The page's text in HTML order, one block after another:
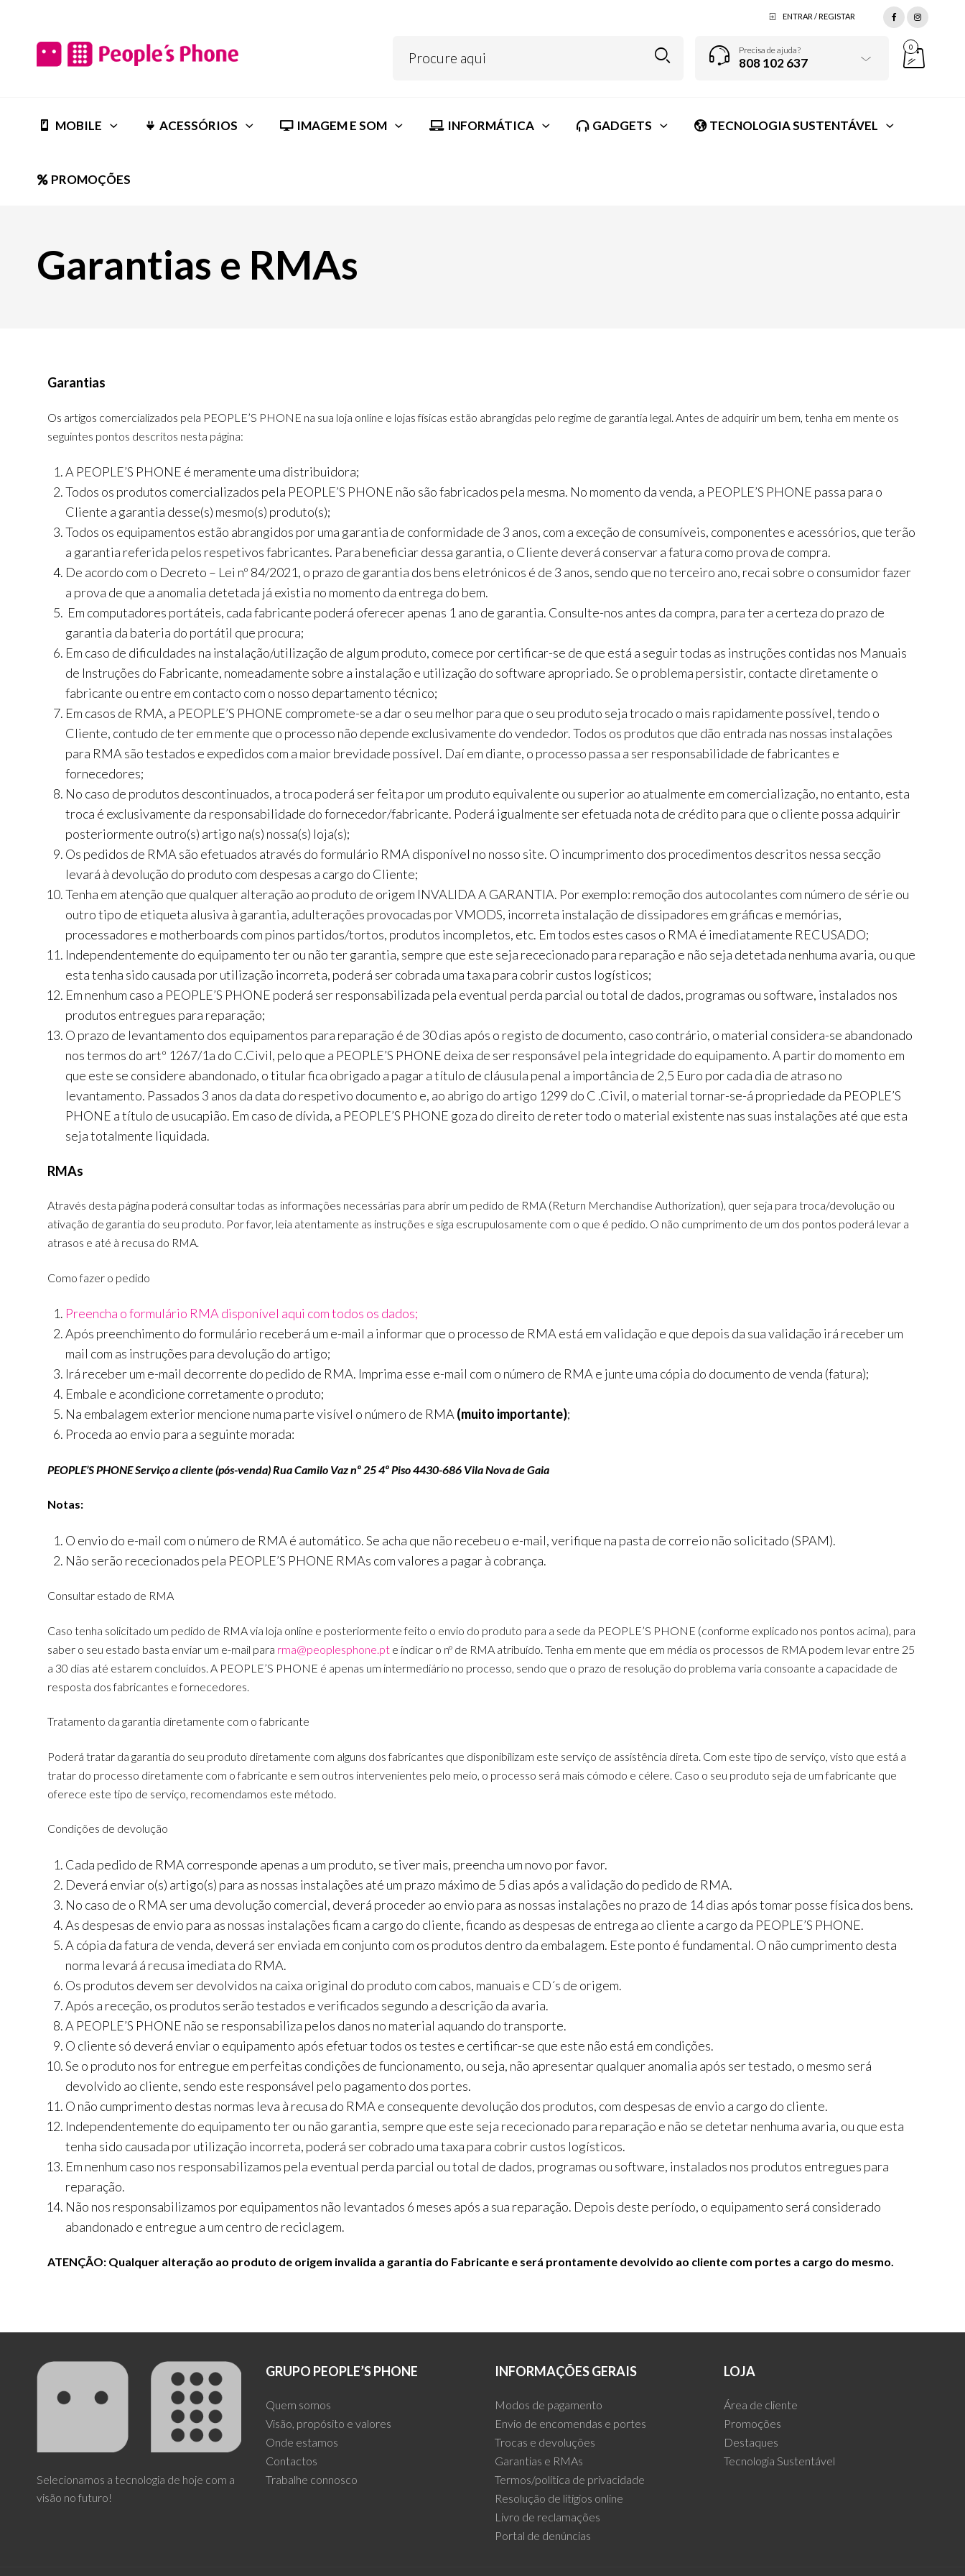
ENTRAR / REGISTAR
Precisa de ajuda?
808 102 637
0
MOBILE ACESSÓRIOS IMAGEM E SOM INFORMÁTICA GADGETS TECNOLOGIA SUSTENTÁVEL
PROMOÇÕES
Garantias e RMAs
Garantias
Os artigos comercializados pela PEOPLE’S PHONE na sua loja online e lojas físicas estão abrangidas pelo regime de garantia legal. Antes de adquirir um bem, tenha em mente os
seguintes pontos descritos nesta página:
A PEOPLE’S PHONE é meramente uma distribuidora;
Todos os produtos comercializados pela PEOPLE’S PHONE não são fabricados pela mesma. No momento da venda, a PEOPLE’S PHONE passa para o
Cliente a garantia desse(s) mesmo(s) produto(s);
Todos os equipamentos estão abrangidos por uma garantia de conformidade de 3 anos, com a exceção de consumíveis, componentes e acessórios, que terão
a garantia referida pelos respetivos fabricantes. Para beneficiar dessa garantia, o Cliente deverá conservar a fatura como prova de compra.
De acordo com o Decreto – Lei nº 84/2021, o prazo de garantia dos bens eletrónicos é de 3 anos, sendo que no terceiro ano, recai sobre o consumidor fazer
a prova de que a anomalia detetada já existia no momento da entrega do bem.
Em computadores portáteis, cada fabricante poderá oferecer apenas 1 ano de garantia. Consulte-nos antes da compra, para ter a certeza do prazo de
garantia da bateria do portátil que procura;
Em caso de dificuldades na instalação/utilização de algum produto, comece por certificar-se de que está a seguir todas as instruções contidas nos Manuais
de Instruções do Fabricante, nomeadamente sobre a instalação e utilização do software apropriado. Se o problema persistir, contacte diretamente o
fabricante ou entre em contacto com o nosso departamento técnico;
Em casos de RMA, a PEOPLE’S PHONE compromete-se a dar o seu melhor para que o seu produto seja trocado o mais rapidamente possível, tendo o
Cliente, contudo de ter em mente que o processo não depende exclusivamente do vendedor. Todos os produtos que dão entrada nas nossas instalações
para RMA são testados e expedidos com a maior brevidade possível. Daí em diante, o processo passa a ser responsabilidade de fabricantes e
fornecedores;
No caso de produtos descontinuados, a troca poderá ser feita por um produto equivalente ou superior ao atualmente em comercialização, no entanto, esta
troca é exclusivamente da responsabilidade do fornecedor/fabricante. Poderá igualmente ser efetuada nota de crédito para que o cliente possa adquirir
posteriormente outro(s) artigo na(s) nossa(s) loja(s);
Os pedidos de RMA são efetuados através do formulário RMA disponível no nosso site. O incumprimento dos procedimentos descritos nessa secção
levará à devolução do produto com despesas a cargo do Cliente;
Tenha em atenção que qualquer alteração ao produto de origem INVALIDA A GARANTIA. Por exemplo: remoção dos autocolantes com número de série ou
outro tipo de etiqueta alusiva à garantia, adulterações provocadas por VMODS, incorreta instalação de dissipadores em gráficas e memórias,
processadores e motherboards com pinos partidos/tortos, produtos incompletos, etc. Em todos estes casos o RMA é imediatamente RECUSADO;
Independentemente do equipamento ter ou não ter garantia, sempre que este seja rececionado para reparação e não seja detetada nenhuma avaria, ou que
esta tenha sido causada por utilização incorreta, poderá ser cobrada uma taxa para cobrir custos logísticos;
Em nenhum caso a PEOPLE’S PHONE poderá ser responsabilizada pela eventual perda parcial ou total de dados, programas ou software, instalados nos
produtos entregues para reparação;
O prazo de levantamento dos equipamentos para reparação é de 30 dias após o registo de documento, caso contrário, o material considera-se abandonado
nos termos do artº 1267/1a do C.Civil, pelo que a PEOPLE’S PHONE deixa de ser responsável pela integridade do equipamento. A partir do momento em
que este se considere abandonado, o titular fica obrigado a pagar a título de cláusula penal a importância de 2,5 Euro por cada dia de atraso no
levantamento. Passados 3 anos da data do respetivo documento e, ao abrigo do artigo 1299 do C .Civil, o material tornar-se-á propriedade da PEOPLE’S
PHONE a título de usucapião. Em caso de dívida, a PEOPLE’S PHONE goza do direito de reter todo o material existente nas suas instalações até que esta
seja totalmente liquidada.
RMAs
Através desta página poderá consultar todas as informações necessárias para abrir um pedido de RMA (Return Merchandise Authorization), quer seja para troca/devolução ou
ativação de garantia do seu produto. Por favor, leia atentamente as instruções e siga escrupulosamente com o que é pedido. O não cumprimento de um dos pontos poderá levar a
atrasos e até à recusa do RMA.
Como fazer o pedido
Preencha o formulário RMA disponível aqui com todos os dados;
Após preenchimento do formulário receberá um e-mail a informar que o processo de RMA está em validação e que depois da sua validação irá receber um
mail com as instruções para devolução do artigo;
Irá receber um e-mail decorrente do pedido de RMA. Imprima esse e-mail com o número de RMA e junte uma cópia do documento de venda (fatura);
Embale e acondicione corretamente o produto;
Na embalagem exterior mencione numa parte visível o número de RMA (muito importante);
Proceda ao envio para a seguinte morada:
PEOPLE’S PHONEServiço a cliente (pós-venda)Rua Camilo Vaz nº 25 4º Piso4430-686 Vila Nova de Gaia
Notas:
O envio do e-mail com o número de RMA é automático. Se acha que não recebeu o e-mail, verifique na pasta de correio não solicitado (SPAM).
Não serão rececionados pela PEOPLE’S PHONE RMAs com valores a pagar à cobrança.
Consultar estado de RMA
Caso tenha solicitado um pedido de RMA via loja online e posteriormente feito o envio do produto para a sede da PEOPLE’S PHONE (conforme explicado nos pontos acima), para
saber o seu estado basta enviar um e-mail para rma@peoplesphone.pte indicar o nº de RMA atribuído. Tenha em mente que em média os processos de RMA podem levar entre 25
a 30 dias até estarem concluídos. A PEOPLE’S PHONE é apenas um intermediário no processo, sendo que o prazo de resolução do problema varia consoante a capacidade de
resposta dos fabricantes e fornecedores.
Tratamento da garantia diretamente com o fabricante
Poderá tratar da garantia do seu produto diretamente com alguns dos fabricantes que disponibilizam este serviço de assistência direta. Com este tipo de serviço, visto que está a
tratar do processo diretamente com o fabricante e sem outros intervenientes pelo meio, o processo será mais cómodo e célere. Caso o seu produto seja de um fabricante que
oferece este tipo de serviço, recomendamos este método.
Condições de devolução
Cada pedido de RMA corresponde apenas a um produto, se tiver mais, preencha um novo por favor.
Deverá enviar o(s) artigo(s) para as nossas instalações até um prazo máximo de 5 dias após a validação do pedido de RMA.
No caso de o RMA ser uma devolução comercial, deverá proceder ao envio para as nossas instalações no prazo de 14 dias após tomar posse física dos bens.
As despesas de envio para as nossas instalações ficam a cargo do cliente, ficando as despesas de entrega ao cliente a cargo da PEOPLE’S PHONE.
A cópia da fatura de venda, deverá ser enviada em conjunto com os produtos dentro da embalagem. Este ponto é fundamental. O não cumprimento desta
norma levará á recusa imediata do RMA.
Os produtos devem ser devolvidos na caixa original do produto com cabos, manuais e CD´s de origem.
Após a receção, os produtos serão testados e verificados segundo a descrição da avaria.
A PEOPLE’S PHONE não se responsabiliza pelos danos no material aquando do transporte.
O cliente só deverá enviar o equipamento após efetuar todos os testes e certificar-se que este não está em condições.
Se o produto nos for entregue em perfeitas condições de funcionamento, ou seja, não apresentar qualquer anomalia após ser testado, o mesmo será
devolvido ao cliente, sendo este responsável pelo pagamento dos portes.
O não cumprimento destas normas leva à recusa do RMA e consequente devolução dos produtos, com despesas de envio a cargo do cliente.
Independentemente do equipamento ter ou não garantia, sempre que este seja rececionado para reparação e não se detetar nenhuma avaria, ou que esta
tenha sido causada por utilização incorreta, poderá ser cobrado uma taxa para cobrir custos logísticos.
Em nenhum caso nos responsabilizamos pela eventual perda parcial ou total de dados, programas ou software, instalados nos produtos entregues para
reparação.
Não nos responsabilizamos por equipamentos não levantados 6 meses após a sua reparação. Depois deste período, o equipamento será considerado
abandonado e entregue a um centro de reciclagem.
ATENÇÃO: Qualquer alteração ao produto de origem invalida a garantia do Fabricante e será prontamente devolvido ao cliente com portes a cargo do mesmo.
Selecionamos a tecnologia de hoje com a
visão no futuro!
GRUPO PEOPLE’S PHONE
Quem somos
Visão, propósito e valores
Onde estamos
Contactos
Trabalhe connosco
INFORMAÇÕES GERAIS
Modos de pagamento
Envio de encomendas e portes
Trocas e devoluções
Garantias e RMAs
Termos/política de privacidade
Resolução de litígios online
Livro de reclamações
Portal de denúncias
LOJA
Área de cliente
Promoções
Destaques
Tecnologia Sustentável